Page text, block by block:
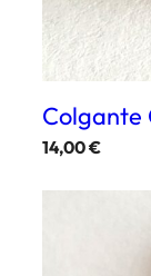
Colgante
14,00€